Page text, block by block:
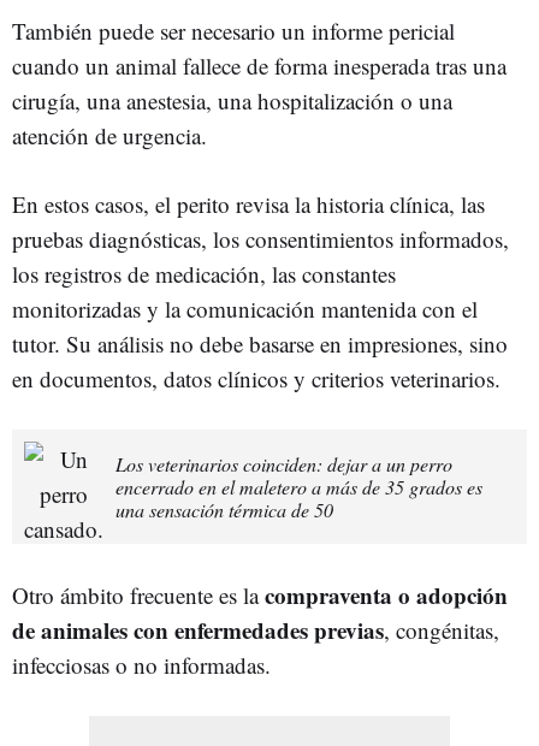
También puede ser necesario un informe pericial
cuando un animal fallece de forma inesperada tras una
cirugía, una anestesia, una hospitalización o una
atención de urgencia.
En estos casos, el perito revisa la historia clínica, las
pruebas diagnósticas, los consentimientos informados,
los registros de medicación, las constantes
monitorizadas y la comunicación mantenida con el
tutor. Su análisis no debe basarse en impresiones, sino
en documentos, datos clínicos y criterios veterinarios.
Los veterinarios coinciden: dejar a un perro
encerrado en el maletero a más de 35 grados es
una sensación térmica de 50
Otro ámbito frecuente es lacompraventa o adopción
de animales con enfermedades previas, congénitas,
infecciosas o no informadas.